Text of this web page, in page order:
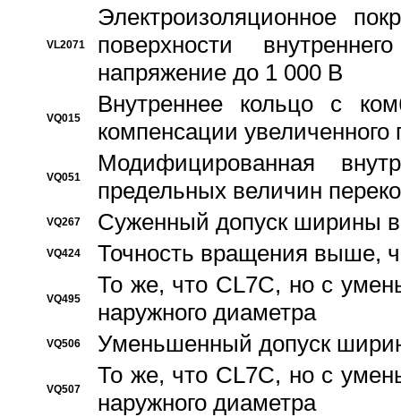
VL2071
Электроизоляционное
поверхности
напряжение до 1 000 В
VQ015
Bнутреннее кольцо с
компенсации увеличенного
VQ051
Модифицированная
предельных величин
VQ267 Суженный допуск ширины
VQ424 Точность вращения выше,
VQ495
То же, что CL7C, но с
наружного диаметра
VQ506 Уменьшенный допуск
VQ507
То же, что CL7C, но с
наружного диаметра